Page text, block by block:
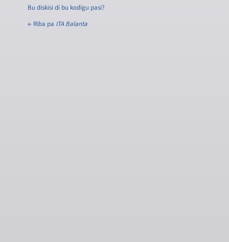
Bu diskisi di bu kodigu pasi?
← Riba pa ITA Balanta